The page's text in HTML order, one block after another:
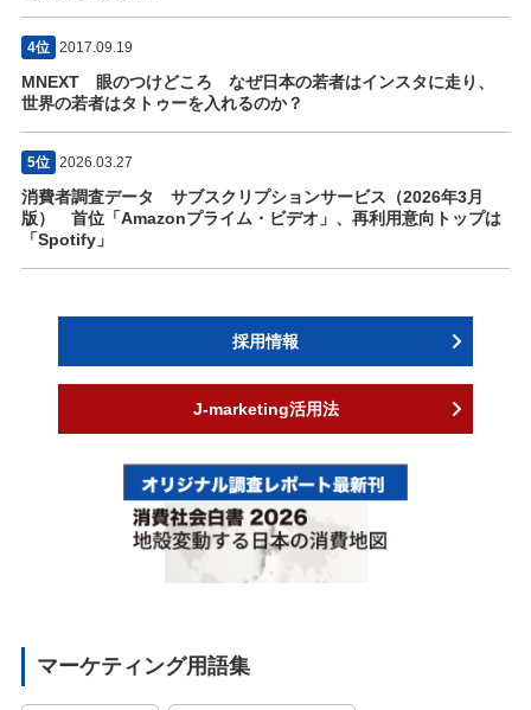
4位 2017.09.19
MNEXT 眼のつけどころ なぜ日本の若者はインスタに走り、
世界の若者はタトゥーを入れるのか？
5位 2026.03.27
消費者調査データ サブスクリプションサービス（2026年3月
版） 首位「Amazonプライム・ビデオ」、再利用意向トップは
「Spotify」
採用情報
J-marketing活用法
マーケティング用語集